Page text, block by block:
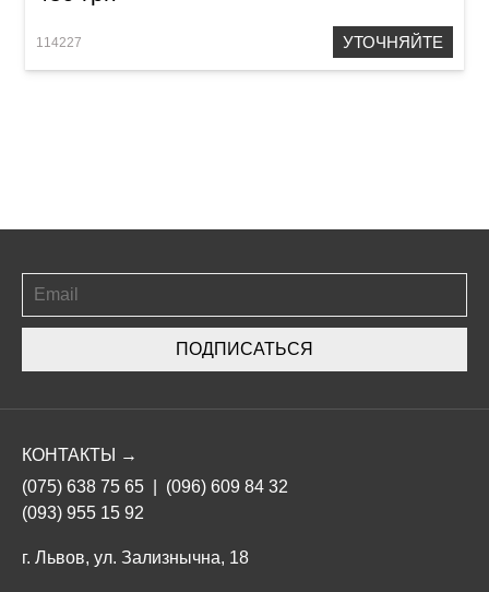
114227 УТОЧНЯЙТЕ
ПОДПИСАТЬСЯ
КОНТАКТЫ →
(075) 638 75 65
(096) 609 84 32
(093) 955 15 92
г. Львов, ул. Зализнычна, 18